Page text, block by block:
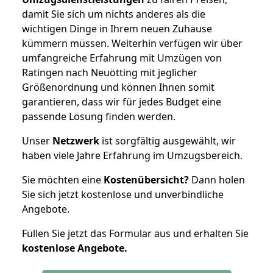
damit Sie sich um nichts anderes als die
wichtigen Dinge in Ihrem neuen Zuhause
kümmern müssen. Weiterhin verfügen wir über
umfangreiche Erfahrung mit Umzügen von
Ratingen nach Neuötting mit jeglicher
Größenordnung und können Ihnen somit
garantieren, dass wir für jedes Budget eine
passende Lösung finden werden.
Unser Netzwerk ist sorgfältig ausgewählt, wir
haben viele Jahre Erfahrung im Umzugsbereich.
Sie möchten eine Kostenübersicht? Dann holen
Sie sich jetzt kostenlose und unverbindliche
Angebote.
Füllen Sie jetzt das Formular aus und erhalten Sie
kostenloseAngebote.